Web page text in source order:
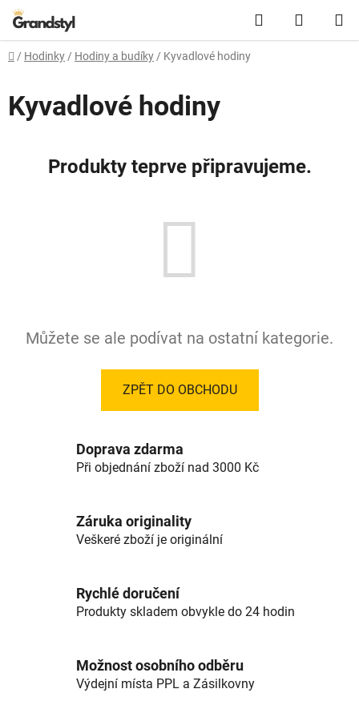
Přejít na obsah Hledat
Domů
/ Hodinky / Hodiny a budíky / Kyvadlové hodiny
Kyvadlové hodiny
Produkty teprve připravujeme.
Můžete se ale podívat na ostatní kategorie.
ZPĚT DO OBCHODU
Doprava zdarma
Při objednání zboží nad 3000 Kč
Záruka originality
Veškeré zboží je originální
Rychlé doručení
Produkty skladem obvykle do 24 hodin
Možnost osobního odběru
Výdejní místa PPL a Zásilkovny